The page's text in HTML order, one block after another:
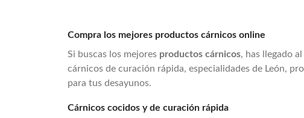
Compra los mejores productos cárnicos online
Si buscas los mejores productos cárnicos, has llegado
cárnicos de curación rápida, especialidades de León,
para tus desayunos.
Cárnicos cocidos y de curación rápida